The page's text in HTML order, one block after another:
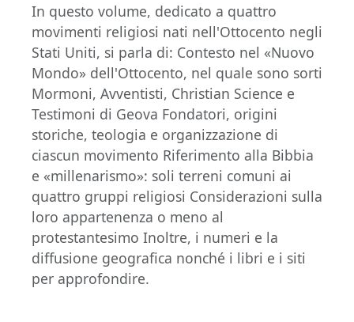
In questo volume, dedicato a quattro
movimenti religiosi nati nell'Ottocento negli
Stati Uniti, si parla di: Contesto nel «Nuovo
Mondo» dell'Ottocento, nel quale sono sorti
Mormoni, Avventisti, Christian Science e
Testimoni di Geova Fondatori, origini
storiche, teologia e organizzazione di
ciascun movimento Riferimento alla Bibbia
e «millenarismo»: soli terreni comuni ai
quattro gruppi religiosi Considerazioni sulla
loro appartenenza o meno al
protestantesimo Inoltre, i numeri e la
diffusione geografica nonché i libri e i siti
per approfondire.